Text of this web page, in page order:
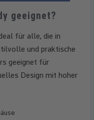
geeignet?
für alle, die in
und praktische
geeignet für
Design mit hoher